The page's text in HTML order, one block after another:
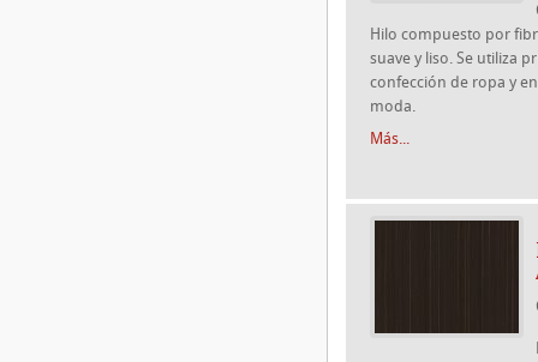
Hilo compuesto por
suave y liso. Se utiliza
confección de ropa y
moda.
Más...